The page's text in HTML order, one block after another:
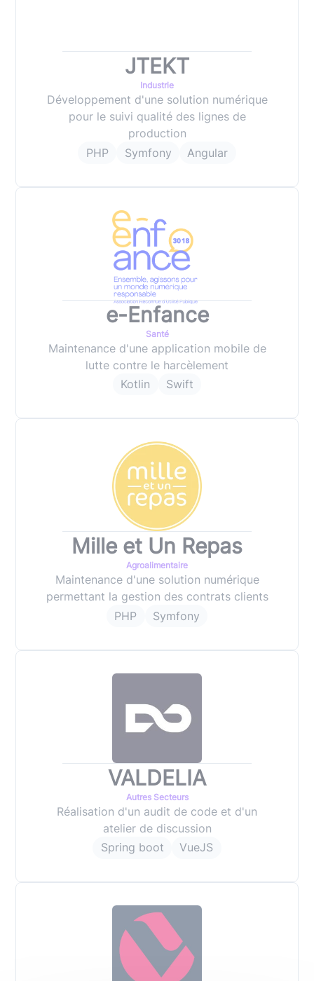
JTEKT
Industrie
Développement d'une solution numérique
pour le suivi qualité des lignes de
production
PHP
Symfony Angular
e-Enfance
Santé
Maintenance d'une application mobile de
lutte contre le harcèlement
Kotlin
Swift
Mille et Un Repas
Agroalimentaire
Maintenance d'une solution numérique
permettant la gestion des contrats clients
PHP
Symfony
VALDELIA
Autres Secteurs
Réalisation d'un audit de code et d'un
atelier de discussion
Spring boot
VueJS